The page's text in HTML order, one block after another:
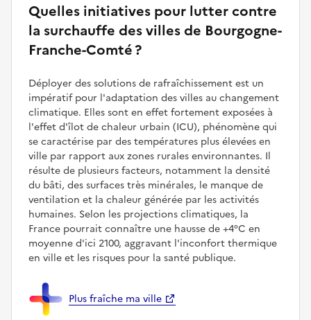
Quelles initiatives pour lutter contre
la surchauffe des villes de Bourgogne-
Franche-Comté ?
Déployer des solutions de rafraîchissement est un
impératif pour l'adaptation des villes au changement
climatique. Elles sont en effet fortement exposées à
l'effet d'îlot de chaleur urbain (ICU), phénomène qui
se caractérise par des températures plus élevées en
ville par rapport aux zones rurales environnantes. Il
résulte de plusieurs facteurs, notamment la densité
du bâti, des surfaces très minérales, le manque de
ventilation et la chaleur générée par les activités
humaines. Selon les projections climatiques, la
France pourrait connaître une hausse de +4°C en
moyenne d'ici 2100, aggravant l'inconfort thermique
en ville et les risques pour la santé publique.
Plus fraîche ma ville